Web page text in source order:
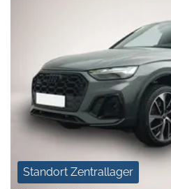
Standort Zentrallager